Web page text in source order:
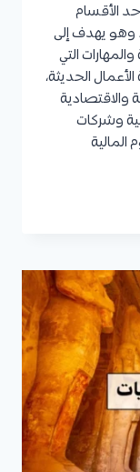
الأقسام
وهو يهدف إلى
التي
الحديثة،
والاقتصادية
وشركات